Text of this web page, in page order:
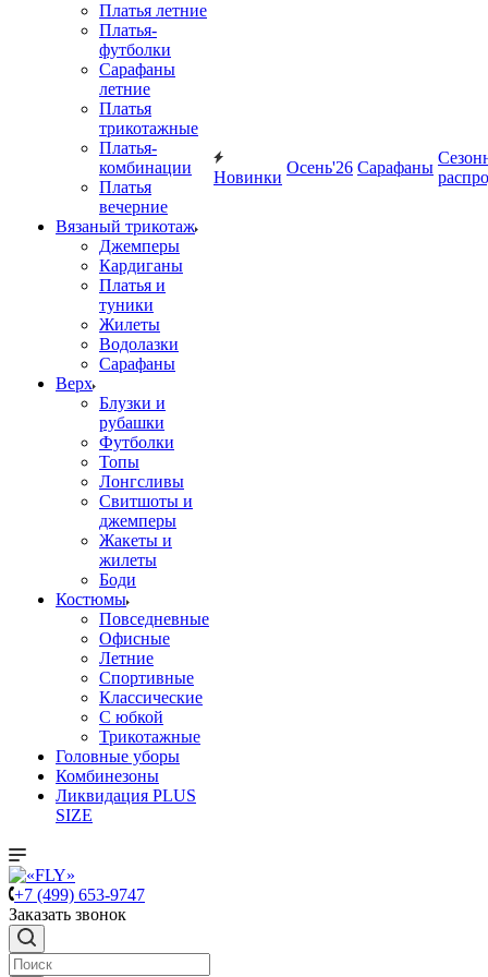
Платья летние
Платья-
футболки
Сарафаны
летние
Платья
трикотажные
Платья-
комбинации
Платья
вечерние
Вязаный трикотаж
Джемперы
Кардиганы
Платья и
туники
Жилеты
Водолазки
Сарафаны
Верх
Блузки и
рубашки
Футболки
Топы
Лонгсливы
Свитшоты и
джемперы
Жакеты и
жилеты
Боди
Костюмы
Повседневные
Офисные
Летние
Спортивные
Классические
С юбкой
Трикотажные
Головные уборы
Комбинезоны
Ликвидация PLUS
SIZE
Новинки
Осень'26 Сарафаны
+7 (499) 653-9747
Заказать звонок